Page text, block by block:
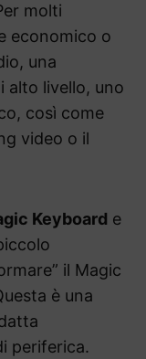
molti
economico o
una
livello, uno
così come
video o il
Keyboard e
il Magic
è una
periferica.